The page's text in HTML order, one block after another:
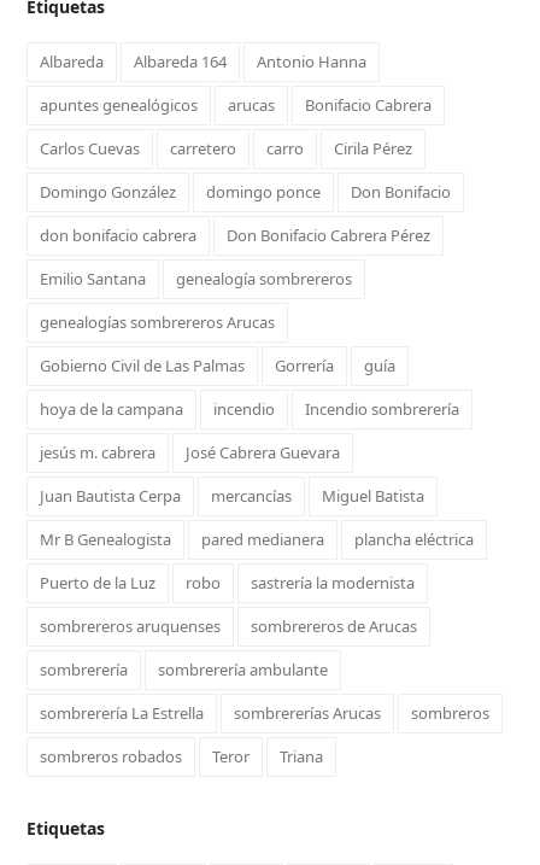
Etiquetas
Albareda Albareda 164
Antonio Hanna
apuntes genealógicos
arucas
Bonifacio Cabrera
Carlos Cuevas
carretero carro
Cirila Pérez
Domingo González
domingo ponce
Don Bonifacio
don bonifacio cabrera
Don Bonifacio Cabrera Pérez
Emilio Santana
genealogía sombrereros
genealogías sombrereros Arucas
Gobierno Civil de Las Palmas
Gorrería
guía
hoya de la campana
incendio
Incendio sombrerería
jesús m. cabrera
José Cabrera Guevara
Juan Bautista Cerpa
mercancías
Miguel Batista
Mr B Genealogista
pared medianera
plancha eléctrica
Puerto de la Luz
robo
sastrería la modernista
sombrereros aruquenses
sombrereros de Arucas
sombrerería
sombrerería ambulante
sombrerería La Estrella
sombrererías Arucas
sombreros
sombreros robados
Teror Triana
Etiquetas